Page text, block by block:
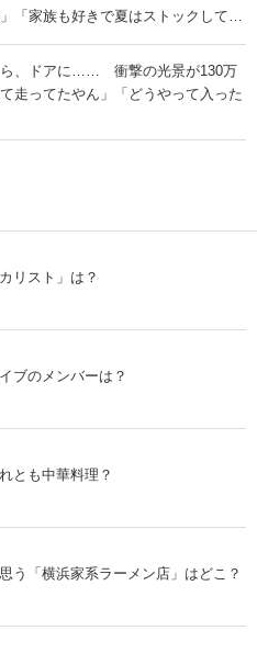
「家族も好きで夏はストックして
ら、ドアに…… 衝撃の光景が130万
走ってたやん」「どうやって入った
リスト」は？
ブのメンバーは？
とも中華料理？
う「横浜家系ラーメン店」はどこ？